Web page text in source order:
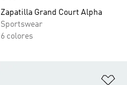
Zapatilla Grand Court Alpha
Sportswear
6 colores